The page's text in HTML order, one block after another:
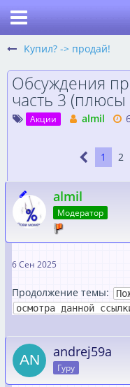
Kупил? -> продай!
Обсуждения
часть 3
Акции almil
1 2
almil
Модератор
6 Сен 2025
Продолжение темы:
осмотра данной
andrej59a
Гуру